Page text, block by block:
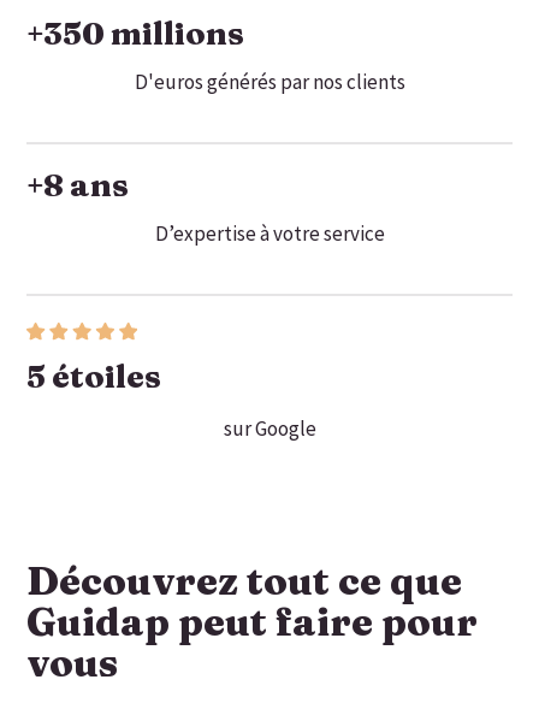
D'euros générés par nos clients
+350 millions
D’expertise à votre service
+8 ans
sur Google
5 étoiles
Découvrez tout ce que
Guidap peut faire pour
vous